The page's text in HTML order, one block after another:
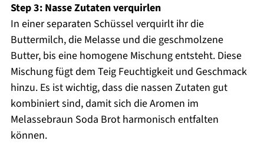
Step 3: Nasse Zutaten verquirlen
In einer separaten Schüssel verquirlt ihr die
Buttermilch, die Melasse und die geschmolzene
Butter, bis eine homogene Mischung entsteht. Diese
Mischung fügt dem Teig Feuchtigkeit und Geschmack
hinzu. Es ist wichtig, dass die nassen Zutaten gut
kombiniert sind, damit sich die Aromen im
Melassebraun Soda Brot harmonisch entfalten
können.